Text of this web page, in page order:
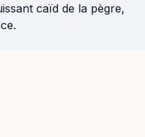
caïd de la pègre,